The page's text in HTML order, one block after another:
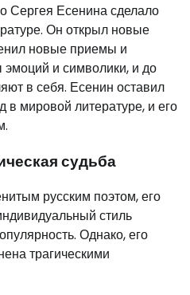
Сергея Есенина сделало
Он открыл новые
новые приемы и
эмоций и символики, и до
в себя. Есенин оставил
мировой литературе, и его
судьба
русским поэтом, его
стиль
Однако, его
трагическими